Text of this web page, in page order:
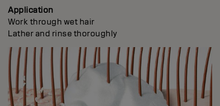
Application
Work through wet hair
Lather and rinse thoroughly